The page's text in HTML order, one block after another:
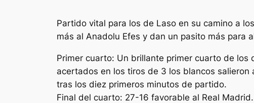
Partido vital para los de Laso en su camino a
más al Anadolu Efes y dan un pasito más para
Primer cuarto: Un brillante primer cuarto de
acertados en los tiros de 3 los blancos
tras los diez primeros minutos de partido.
Final del cuarto: 27-16 favorable al Real Madrid.